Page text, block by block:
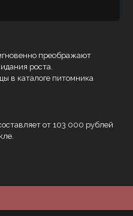
преображают
роста.
в каталоге питомника
от 103 000 рублей